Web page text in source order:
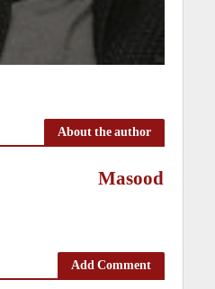
About the author
Masood
Add Comment